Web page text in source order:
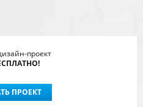
проект
ПРОЕКТ